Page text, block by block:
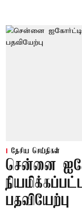
தேசிய செய்திகள்
சென்னை
பதவியேற்பு